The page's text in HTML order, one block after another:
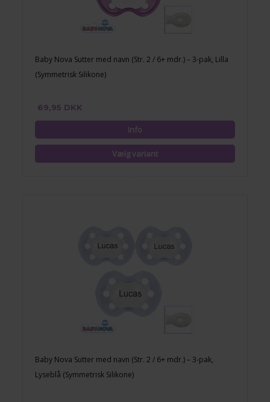
Baby Nova Sutter med navn (Str. 2 / 6+ mdr.) – 3-pak, Lilla
(Symmetrisk Silikone)
69,95 DKK
Baby Nova Sutter med navn (Str. 2 / 6+ mdr.) – 3-pak,
Lyseblå (Symmetrisk Silikone)